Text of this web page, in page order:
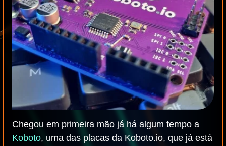
Chegou em primeira mão já há algum tempo a
Koboto, uma das placas da Koboto.io, que já está